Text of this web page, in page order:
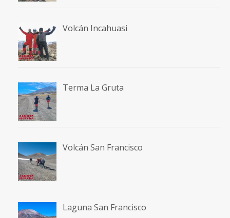
Volcán Incahuasi
Terma La Gruta
Volcán San Francisco
Laguna San Francisco